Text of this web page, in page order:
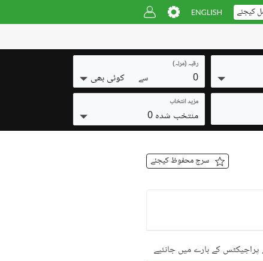
کیجئے
رقبہ (مرلہ)
0 سے کوئی بھی
مزید انتخاب
منتخب شدہ 0
سرچ محفوظ کیجئے
کے بارے میں جانئیے